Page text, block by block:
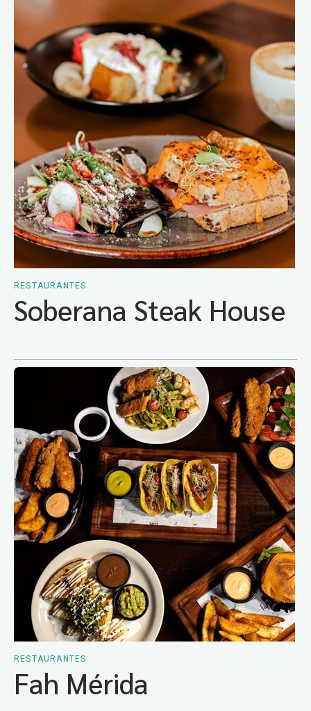
RESTAURANTES
Soberana Steak House
RESTAURANTES
Fah Mérida